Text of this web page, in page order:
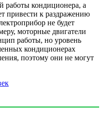
кондиционера, а
привести к раздражению
не будет
моторные двигатели
работы, но уровень
кондиционерах
поэтому они не могут